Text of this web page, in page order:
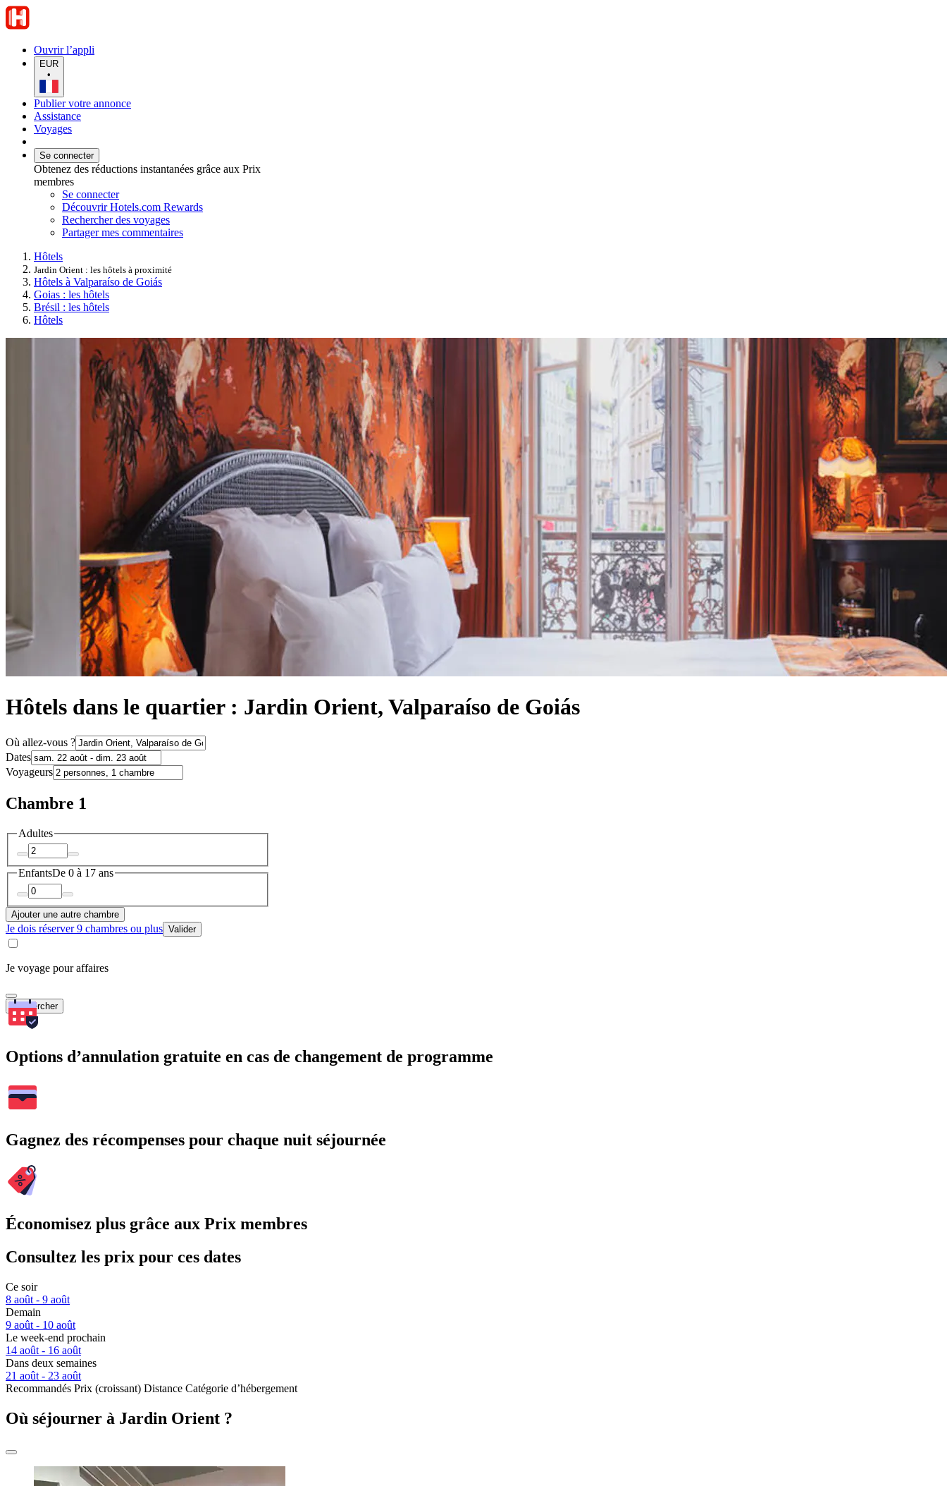
Ouvrir l’appli
EUR
•
Publier votre annonce
Assistance
Voyages
Se connecter
Obtenez des réductions instantanées grâce aux Prix
membres
Se connecter
Découvrir Hotels.com Rewards
Rechercher des voyages
Partager mes commentaires
Hôtels
Jardin Orient : les hôtels à proximité
Hôtels à Valparaíso de Goiás
Goias : les hôtels
Brésil : les hôtels
Hôtels
Hôtels dans le quartier : Jardin Orient, Valparaíso de Goiás
Où allez-vous ?
Dates
Voyageurs
Chambre 1
Adultes
EnfantsDe 0 à 17 ans
Ajouter une autre chambre
Je dois réserver 9 chambres ou plus Valider
Je voyage pour affaires
Rechercher
Options d’annulation gratuite en cas de changement de programme
Gagnez des récompenses pour chaque nuit séjournée
Économisez plus grâce aux Prix membres
Consultez les prix pour ces dates
Ce soir
8 août - 9 août
Demain
9 août - 10 août
Le week-end prochain
14 août - 16 août
Dans deux semaines
21 août - 23 août
Recommandés Prix (croissant) Distance Catégorie d’hébergement
Où séjourner à Jardin Orient ?